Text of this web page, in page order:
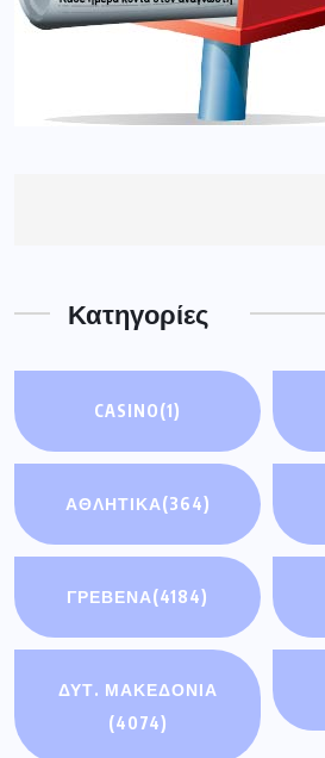
Κατηγορίες
CASINO(1)
ΑΘΛΗΤΙΚΑ(364)
ΓΡΕΒΕΝΑ(4184)
ΔΥΤ. ΜΑΚΕΔΟΝΙΑ
(4074)